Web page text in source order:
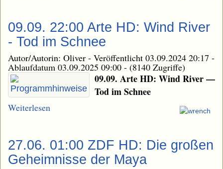
09.09. 22:00 Arte HD: Wind River
- Tod im Schnee
Autor/Autorin: Oliver - Veröffentlicht 03.09.2024 20:17 -
Ablaufdatum 03.09.2025 09:00 - (8140 Zugriffe)
09.09. Arte HD: Wind River —
Tod im Schnee
Weiterlesen
27.06. 01:00 ZDF HD: Die großen
Geheimnisse der Maya